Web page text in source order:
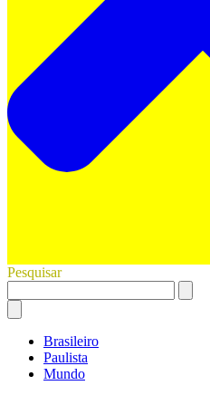
Pesquisar
Brasileiro
Paulista
Mundo